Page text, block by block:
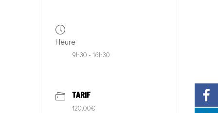
Heure
9h30 - 16h30
TARIF
120,00€